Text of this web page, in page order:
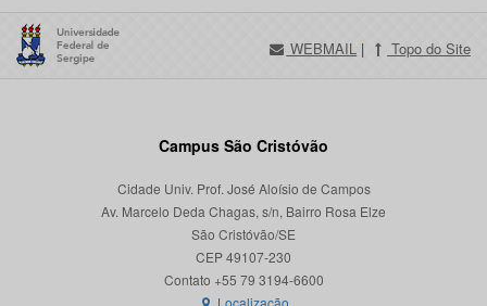
WEBMAIL | Topo do Site
Campus São Cristóvão
Cidade Univ. Prof. José Aloísio de Campos
Av. Marcelo Deda Chagas, s/n, Bairro Rosa Elze
São Cristóvão/SE
CEP 49107-230